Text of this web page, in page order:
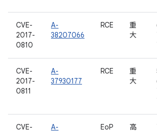
CVE-
2017-
0810
A-
38207066
RCE
重
大
CVE-
2017-
0811
A-
37930177
RCE
重
大
CVE-
A-
EoP 高